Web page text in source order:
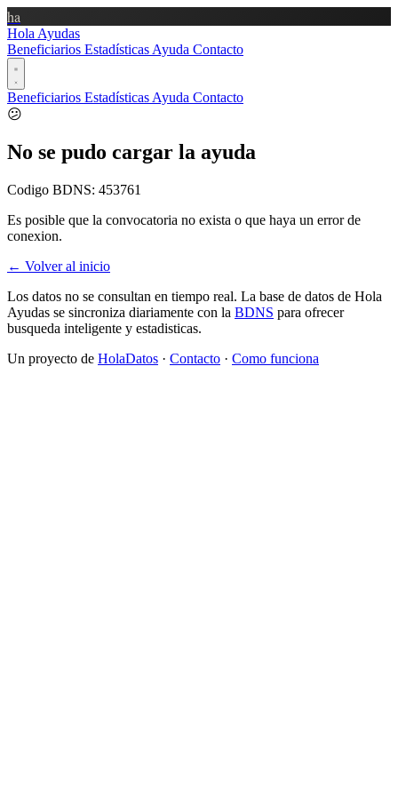
ha
Hola Ayudas
Beneficiarios Estadísticas Ayuda Contacto
Beneficiarios Estadísticas Ayuda Contacto
😕
No se pudo cargar la ayuda
Codigo BDNS: 453761
Es posible que la convocatoria no exista o que haya un error de
conexion.
← Volver al inicio
Los datos no se consultan en tiempo real. La base de datos de Hola
Ayudas se sincroniza diariamente con la BDNS para ofrecer
busqueda inteligente y estadisticas.
Un proyecto de HolaDatos · Contacto · Como funciona